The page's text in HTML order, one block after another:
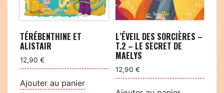
TÉRÉBENTHINE ET
ALISTAIR
12,90 €
Ajouter au panier
L’ÉVEIL DES SORCIÈRES –
T.2 – LE SECRET DE
MAELYS
12,90€